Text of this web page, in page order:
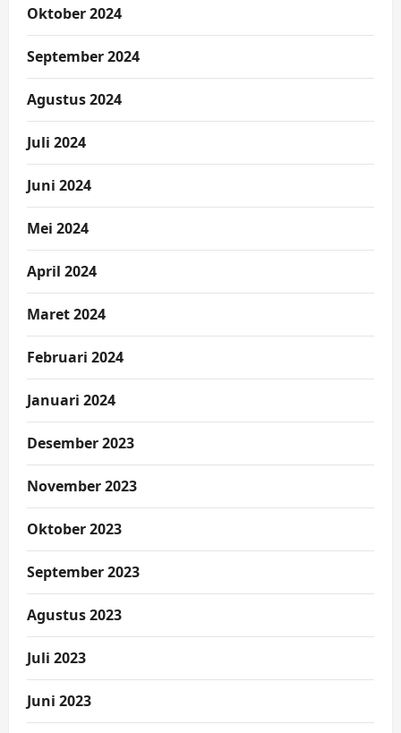
Oktober 2024
September 2024
Agustus 2024
Juli 2024
Juni 2024
Mei 2024
April 2024
Maret 2024
Februari 2024
Januari 2024
Desember 2023
November 2023
Oktober 2023
September 2023
Agustus 2023
Juli 2023
Juni 2023